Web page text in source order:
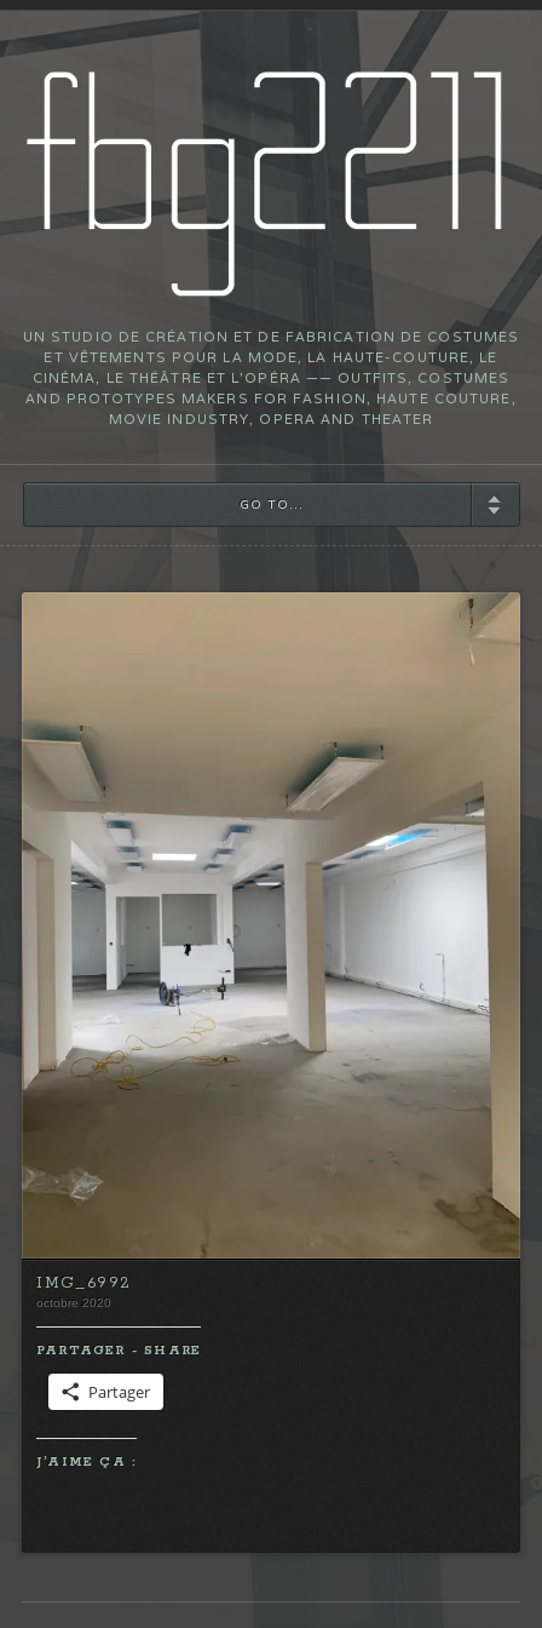
UN STUDIO DE CRÉATION ET DE FABRICATION DE COSTUMES
ET VÊTEMENTS POUR LA MODE, LA HAUTE-COUTURE, LE
CINÉMA, LE THÉÂTRE ET L’OPÉRA —— OUTFITS, COSTUMES
AND PROTOTYPES MAKERS FOR FASHION, HAUTE COUTURE,
MOVIE INDUSTRY, OPERA AND THEATER
GO TO...
IMG_6992
octobre 2020
PARTAGER - SHARE
Partager
J’AIME ÇA :